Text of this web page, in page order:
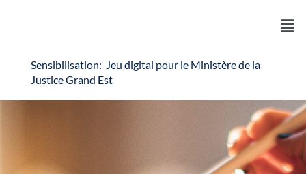
Sensibilisation: Jeu digital pour le Ministère de la
Justice Grand Est